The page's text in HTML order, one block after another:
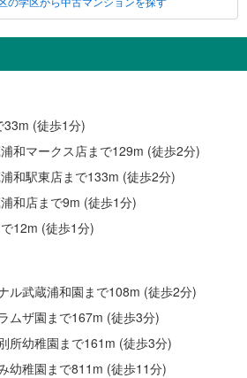
33m (徒歩1分)
和マークス店まで129m (徒歩2分)
和駅東店まで133m (徒歩2分)
和店まで9m (徒歩1分)
12m (徒歩1分)
ル武蔵浦和園まで108m (徒歩2分)
ムザ園まで167m (徒歩3分)
所幼稚園まで161m (徒歩3分)
幼稚園まで811m (徒歩11分)